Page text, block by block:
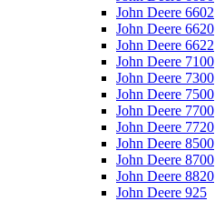
John Deere 6602
John Deere 6620
John Deere 6622
John Deere 7100
John Deere 7300
John Deere 7500
John Deere 7700
John Deere 7720
John Deere 8500
John Deere 8700
John Deere 8820
John Deere 925